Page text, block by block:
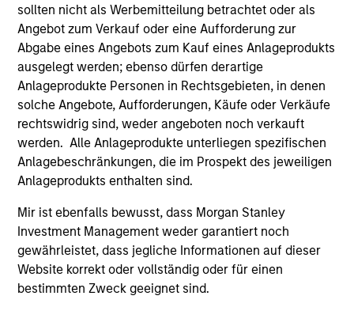
sollten nicht als Werbemitteilung betrachtet oder als
Angebot zum Verkauf oder eine Aufforderung zur
Abgabe eines Angebots zum Kauf eines Anlageprodukts
ausgelegt werden; ebenso dürfen derartige
Anlageprodukte Personen in Rechtsgebieten, in denen
solche Angebote, Aufforderungen, Käufe oder Verkäufe
rechtswidrig sind, weder angeboten noch verkauft
werden. Alle Anlageprodukte unterliegen spezifischen
Anlagebeschränkungen, die im Prospekt des jeweiligen
Anlageprodukts enthalten sind.
Mir ist ebenfalls bewusst, dass Morgan Stanley
Investment Management weder garantiert noch
gewährleistet, dass jegliche Informationen auf dieser
Website korrekt oder vollständig oder für einen
bestimmten Zweck geeignet sind.
ARTICLE
2026 Russell Reconstitution: A New
Lens on Growth, Value and Active
Management
The 2026 Russell Reconstitution highlights a
broader shift in today’s market: the traditional
lines between Growth and Value are becoming